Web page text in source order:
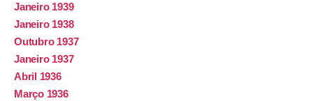
Janeiro 1939
Janeiro 1938
Outubro 1937
Janeiro 1937
Abril 1936
Março 1936